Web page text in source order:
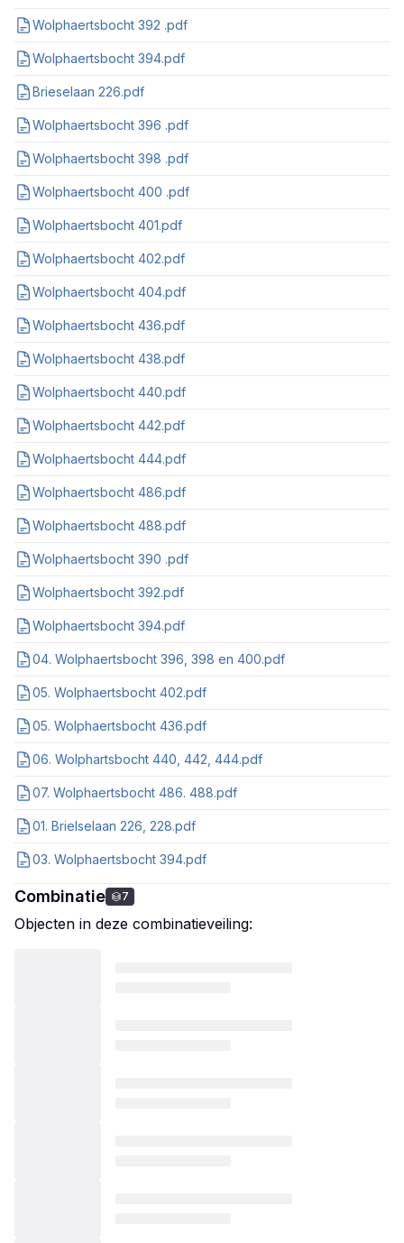
Wolphaertsbocht 392 .pdf
Wolphaertsbocht 394.pdf
Brieselaan 226.pdf
Wolphaertsbocht 396 .pdf
Wolphaertsbocht 398 .pdf
Wolphaertsbocht 400 .pdf
Wolphaertsbocht 401.pdf
Wolphaertsbocht 402.pdf
Wolphaertsbocht 404.pdf
Wolphaertsbocht 436.pdf
Wolphaertsbocht 438.pdf
Wolphaertsbocht 440.pdf
Wolphaertsbocht 442.pdf
Wolphaertsbocht 444.pdf
Wolphaertsbocht 486.pdf
Wolphaertsbocht 488.pdf
Wolphaertsbocht 390 .pdf
Wolphaertsbocht 392.pdf
Wolphaertsbocht 394.pdf
04. Wolphaertsbocht 396, 398 en 400.pdf
05. Wolphaertsbocht 402.pdf
05. Wolphaertsbocht 436.pdf
06. Wolphartsbocht 440, 442, 444.pdf
07. Wolphaertsbocht 486. 488.pdf
01. Brielselaan 226, 228.pdf
03. Wolphaertsbocht 394.pdf
Combinatie 7
Objecten in deze combinatieveiling: